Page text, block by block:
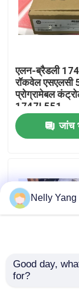
हमारे बारे में
कारखाने का दौरा
गुणवत्ता नियंत्रण
हमसे संपर्क करें
उद्धरण मांगें
एलन-ब्रैडली
रॉकवेल एसएलसी
प्रोग्रामेबल
1747L551
जांच
एलन ब्रैडले
Nelly Yang
Good day,
for?